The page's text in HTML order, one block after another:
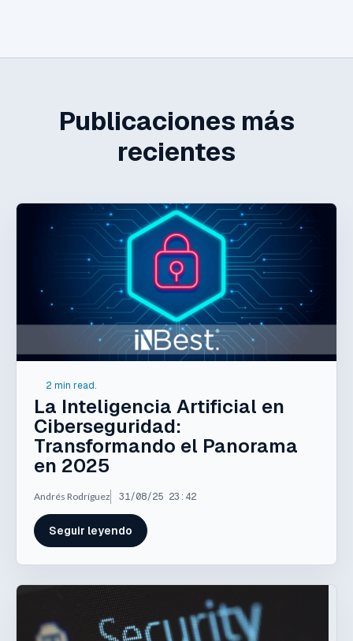
Publicaciones más
recientes
2 min read.
La Inteligencia Artificial en
Ciberseguridad:
Transformando el Panorama
en 2025
Andrés Rodríguez 31/08/25 23:42
Seguir leyendo